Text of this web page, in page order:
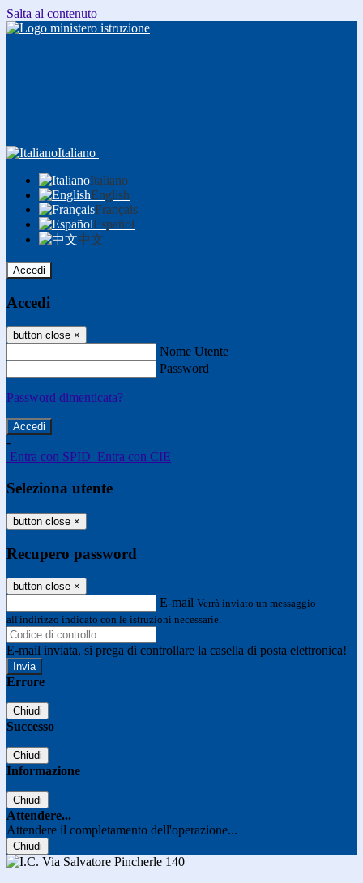
Salta al contenuto
Italiano
Italiano
English
Français
Español
中文
Accedi
Accedi
button close ×
Nome Utente
Password
Password dimenticata?
-
Entra con SPID Entra con CIE
Seleziona utente
button close ×
Recupero password
button close ×
E-mail Verrà inviato un messaggio
all'indirizzo indicato con le istruzioni necessarie.
E-mail inviata, si prega di controllare la casella di posta elettronica!
Errore
Chiudi
Successo
Chiudi
Informazione
Chiudi
Attendere...
Attendere il completamento dell'operazione...
Chiudi